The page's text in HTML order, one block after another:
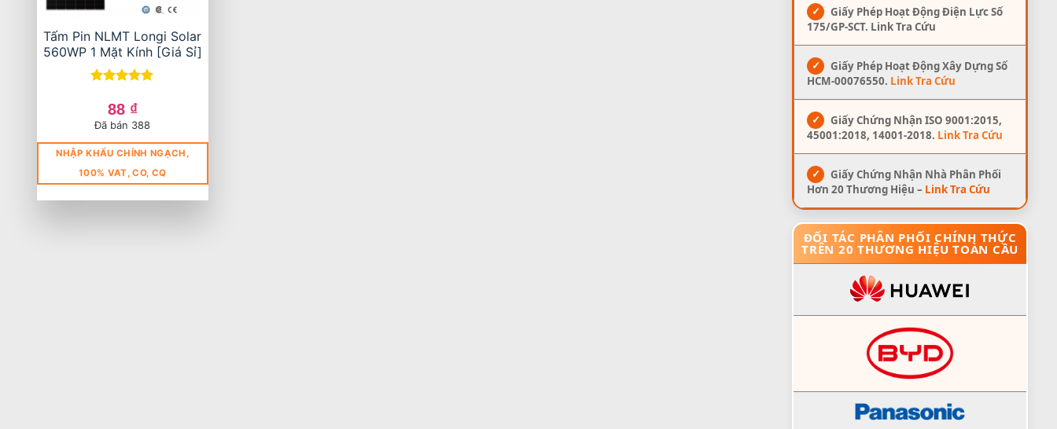
Tấm Pin NLMT Longi Solar
560WP 1 Mặt Kính [Giá Sỉ]
hạng5 5
sao
88 ₫
Đã bán 388
NHẬP KHẨU CHÍNH NGẠCH,
100% VAT, CO, CQ
✓
Giấy Phép Hoạt Động Điện Lực Số
175/GP-SCT. Link Tra Cứu
✓
Giấy Phép Hoạt Động Xây Dựng Số
HCM-00076550. Link Tra Cứu
✓
Giấy Chứng Nhận ISO 9001:2015,
45001:2018, 14001-2018. Link Tra Cứu
✓
Giấy Chứng Nhận Nhà Phân Phối
Hơn 20 Thương Hiệu – Link Tra Cứu
ĐỐI TÁC PHÂN PHỐI CHÍNH THỨC
TRÊN 20 THƯƠNG HIỆU TOÀN CẦU